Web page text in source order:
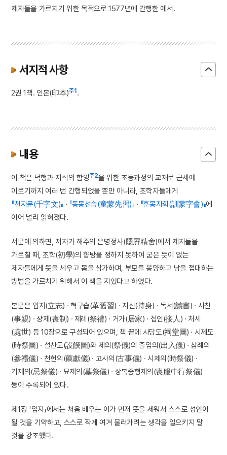
제자들을 가르치기 위한 목적으로 1577년에 간행한 예서.
서지적 사항
2권 1책. 인본(印本)주1 .
내용
이 책은 덕행과 지식의 함양주2을 위한 초등과정의 교재로 근세에
이르기까지 여러 번 간행되었을 뿐만 아니라, 초학자들에게
『천자문(千字文)』 · 『동몽선습(童蒙先習)』 · 『훈몽자회(訓蒙字會)』에
이어 널리 읽혀졌다.
서문에 의하면, 저자가 해주의 은병정사(隱屛精舍)에서 제자들을
가르칠 때, 초학(初學)의 향방을 정하지 못하여 굳은 뜻이 없는
제자들에게 뜻을 세우고 몸을 삼가하며, 부모를 봉양하고 남을 접대하는
방법을 가르치기 위해서 이 책을 지었다고 하였다.
본문은 입지(立志) · 혁구습(革舊習) · 지신(持身) · 독서(讀書) · 사친
(事親) · 상제(喪制) · 제례(祭禮) · 거가(居家) · 접인(接人) · 처세
(處世) 등 10장으로 구성되어 있으며, 책 끝에 사당도(祠堂圖) · 시제도
(時祭圖) · 설찬도(設饌圖)와 제의(祭儀)의 출입의(出入儀) · 참례의
(參禮儀) · 천헌의(薦獻儀) · 고사의(古事儀) · 시제의(時祭儀) ·
기제의(忌祭儀) · 묘제의(墓祭儀) · 상복중행제의(喪服中行祭儀)
등이 수록되어 있다.
제1장 「입지」에서는 처음 배우는 이가 먼저 뜻을 세워서 스스로 성인이
될 것을 기약하고, 스스로 작게 여겨 물러가려는 생각을 일으키지 말
것을 강조했다.